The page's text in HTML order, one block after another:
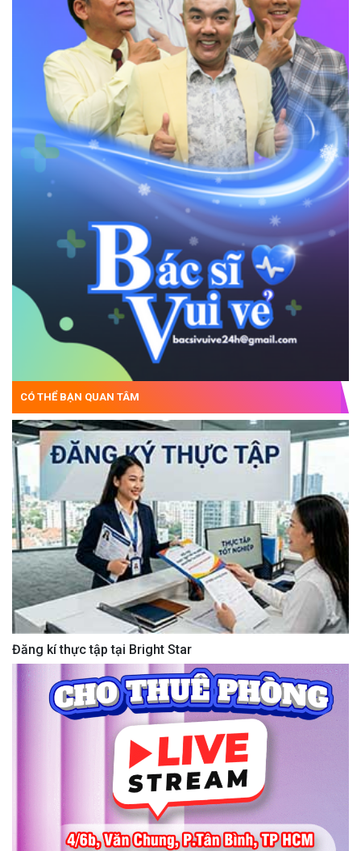
CÓ THỂ BẠN QUAN TÂM
Đăng kí thực tập tại Bright Star